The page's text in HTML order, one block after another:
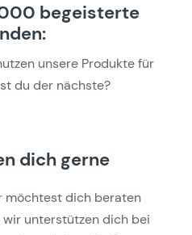
begeisterte
unsere Produkte für
du der nächste?
dich gerne
möchtest dich beraten
wir unterstützen dich bei